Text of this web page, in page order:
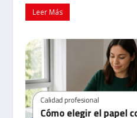
Leer Más